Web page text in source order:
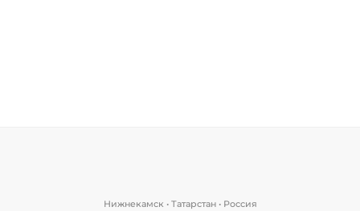
Нижнекамск • Татарстан • Россия